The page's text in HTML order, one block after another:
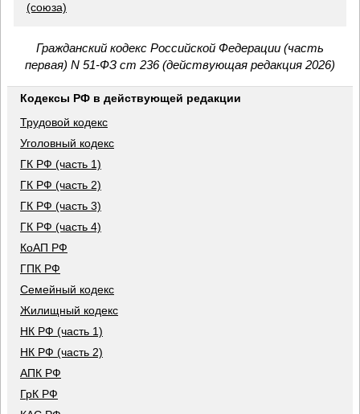
(союза)
Гражданский кодекс Российской Федерации (часть
первая) N 51-ФЗ ст 236 (действующая редакция 2026)
Кодексы РФ в действующей редакции
Трудовой кодекс
Уголовный кодекс
ГК РФ (часть 1)
ГК РФ (часть 2)
ГК РФ (часть 3)
ГК РФ (часть 4)
КоАП РФ
ГПК РФ
Семейный кодекс
Жилищный кодекс
НК РФ (часть 1)
НК РФ (часть 2)
АПК РФ
ГрК РФ